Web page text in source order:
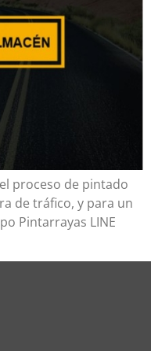
proceso de pintado
de tráfico, y para un
Pintarrayas LINE